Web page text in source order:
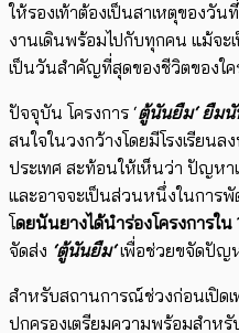
ให้รองเท้าต้องเป็นสาเหตุของวัน
งานเดินพร้อมไปกับทุกคน แม้จะ
เป็นวันสำคัญที่สุดของชีวิตของใ
ปัจจุบัน โครงการ ‘ตู้นันยืม‘ยืมนั
สนใจในวงกว้างโดยมีโรงเรียน
ประเทศ สะท้อนให้เห็นว่า ปัญหา
และอาจจะเป็นส่วนหนึ่งในการ
โดยนันยางได้นำร่องโครงการใน
จัดส่ง ‘ตู้นันยืม‘เพื่อช่วยขจัดปัญ
สำหรับสถานการณ์ช่วงก่อนเปิด
ปกครองเตรียมความพร้อมสำห